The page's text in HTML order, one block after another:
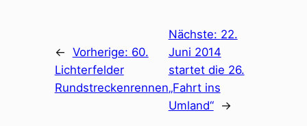
← Vorherige: 60.
Lichterfelder
Rundstreckenrennen
Nächste: 22.
Juni 2014
startet die 26.
„Fahrt ins
Umland“
→